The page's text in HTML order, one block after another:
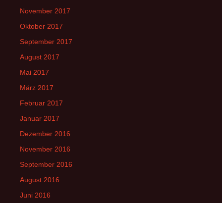
November 2017
Oktober 2017
September 2017
August 2017
Mai 2017
März 2017
Februar 2017
Januar 2017
Dezember 2016
November 2016
September 2016
August 2016
Juni 2016